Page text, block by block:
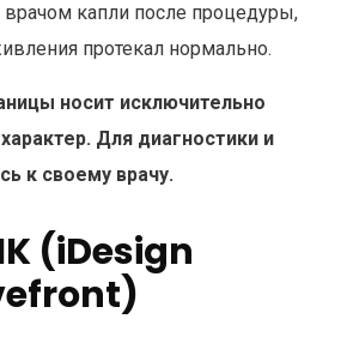
капли после процедуры,
протекал нормально.
носит исключительно
Для диагностики и
к своему врачу.
(iDesign